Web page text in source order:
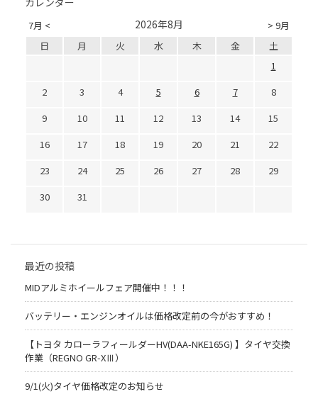
7月 < > 9月
2026年8月
日 月 火 水 木 金
土
1
2
3 4 5 6 7
8
9
10 11 12 13 14
15
16
17 18 19 20 21
22
23
24 25 26 27 28
29
30
31
最近の投稿
MIDアルミホイールフェア開催中！！！
バッテリー・エンジンオイルは価格改定前の今がおすすめ！
【トヨタ カローラフィールダーHV(DAA-NKE165G) 】タイヤ交換
作業（REGNO GR-XⅢ）
9/1(火)タイヤ価格改定のお知らせ